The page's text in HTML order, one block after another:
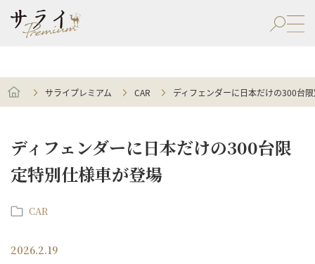
サライプレミアム CAR ディフェンダーに日本だけの300台
ディフェンダーに日本だけの300台限
定特別仕様車が登場
CAR
2026.2.19